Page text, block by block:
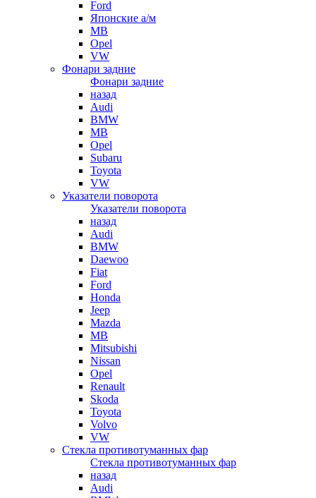
Ford
Японские а/м
MB
Opel
VW
Фонари задние
Фонари задние
назад
Audi
BMW
MB
Opel
Subaru
Toyota
VW
Указатели поворота
Указатели поворота
назад
Audi
BMW
Daewoo
Fiat
Ford
Honda
Jeep
Mazda
MB
Mitsubishi
Nissan
Opel
Renault
Skoda
Toyota
Volvo
VW
Стекла противотуманных фар
Стекла противотуманных фар
назад
Audi